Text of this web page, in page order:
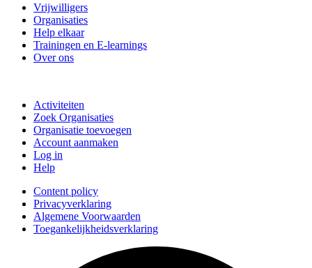
Vrijwilligers
Organisaties
Help elkaar
Trainingen en E-learnings
Over ons
Activiteiten
Zoek Organisaties
Organisatie toevoegen
Account aanmaken
Log in
Help
Content policy
Privacyverklaring
Algemene Voorwaarden
Toegankelijkheidsverklaring